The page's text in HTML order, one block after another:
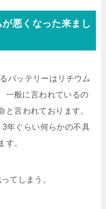
が悪くなった来まし
バッテリーはリチウム
一般に言われているの
と言われております。
年ぐらい何らかの不具
す。
てしまう。